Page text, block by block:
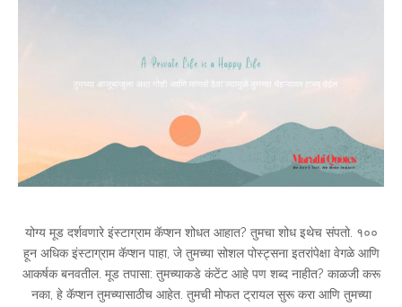
योग्य मूड दर्शवणारे इंस्टाग्राम कॅप्शन शोधत आहात? तुमचा शोध इथेच संपतो. १००
हून अधिक इंस्टाग्राम कॅप्शन पाहा, जे तुमच्या सोशल पोस्ट्सना इतरांपेक्षा वेगळे आणि
आकर्षक बनवतील. मूड तपासा: तुमच्याकडे कंटेंट आहे पण शब्द नाहीत? काळजी करू
नका, हे कॅप्शन तुमच्यासाठीच आहेत. तुमची मोफत ट्रायल सुरू करा आणि तुमच्या